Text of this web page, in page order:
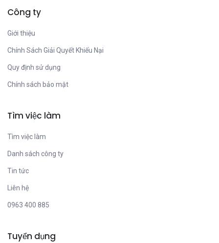
Công ty
Giới thiệu
Chính Sách Giải Quyết Khiếu Nại
Quy định sử dụng
Chính sách bảo mật
Tìm việc làm
Tìm việc làm
Danh sách công ty
Tin tức
Liên hệ
0963 400 885
Tuyển dụng